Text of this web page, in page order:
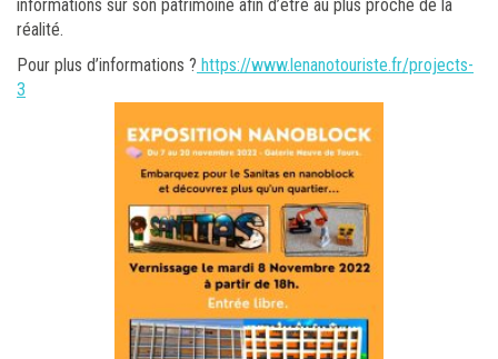
informations sur son patrimoine afin d’être au plus proche de la
réalité.
Pour plus d’informations ? https://www.lenanotouriste.fr/projects-
3